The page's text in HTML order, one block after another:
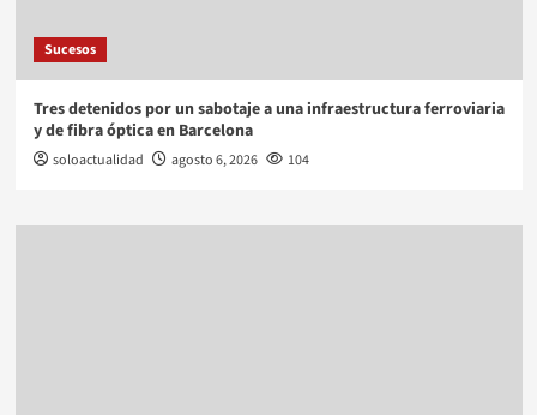
Sucesos
Tres detenidos por un sabotaje a una infraestructura ferroviaria
y de fibra óptica en Barcelona
soloactualidad agosto 6, 2026 104